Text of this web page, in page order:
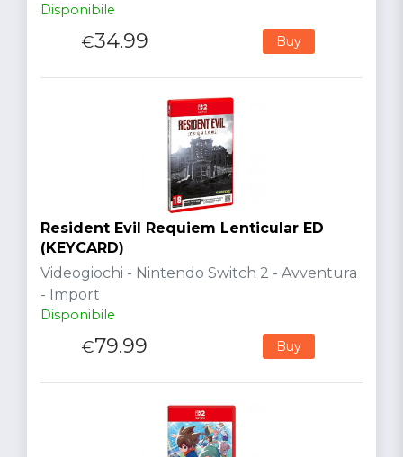
Disponibile
€34.99 Buy
Resident Evil Requiem Lenticular ED
(KEYCARD)
Videogiochi - Nintendo Switch 2 - Avventura
- Import
Disponibile
€79.99 Buy